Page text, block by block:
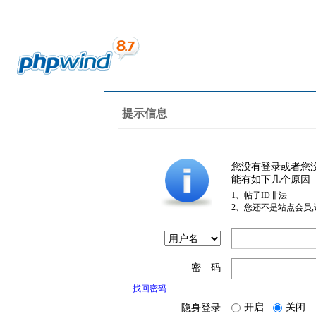
提示信息
您没有登录或者您
能有如下几个原因
1、帖子ID非法
2、您还不是站点会员
密 码
找回密码
隐身登录 开启 关闭